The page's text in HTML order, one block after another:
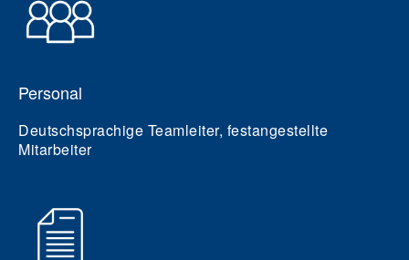
Personal
Deutschsprachige Teamleiter, festangestellte
Mitarbeiter